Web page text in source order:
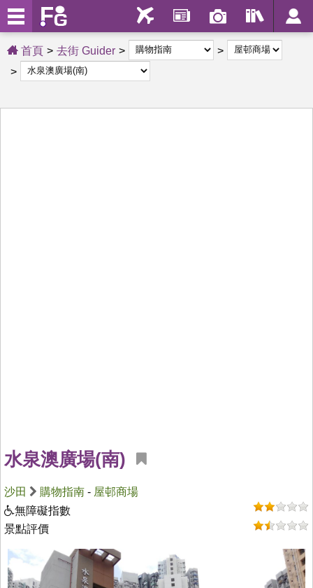
首頁 去街 Guider
水泉澳廣場(南)
沙田 購物指南 - 屋邨商場
無障礙指數
景點評價